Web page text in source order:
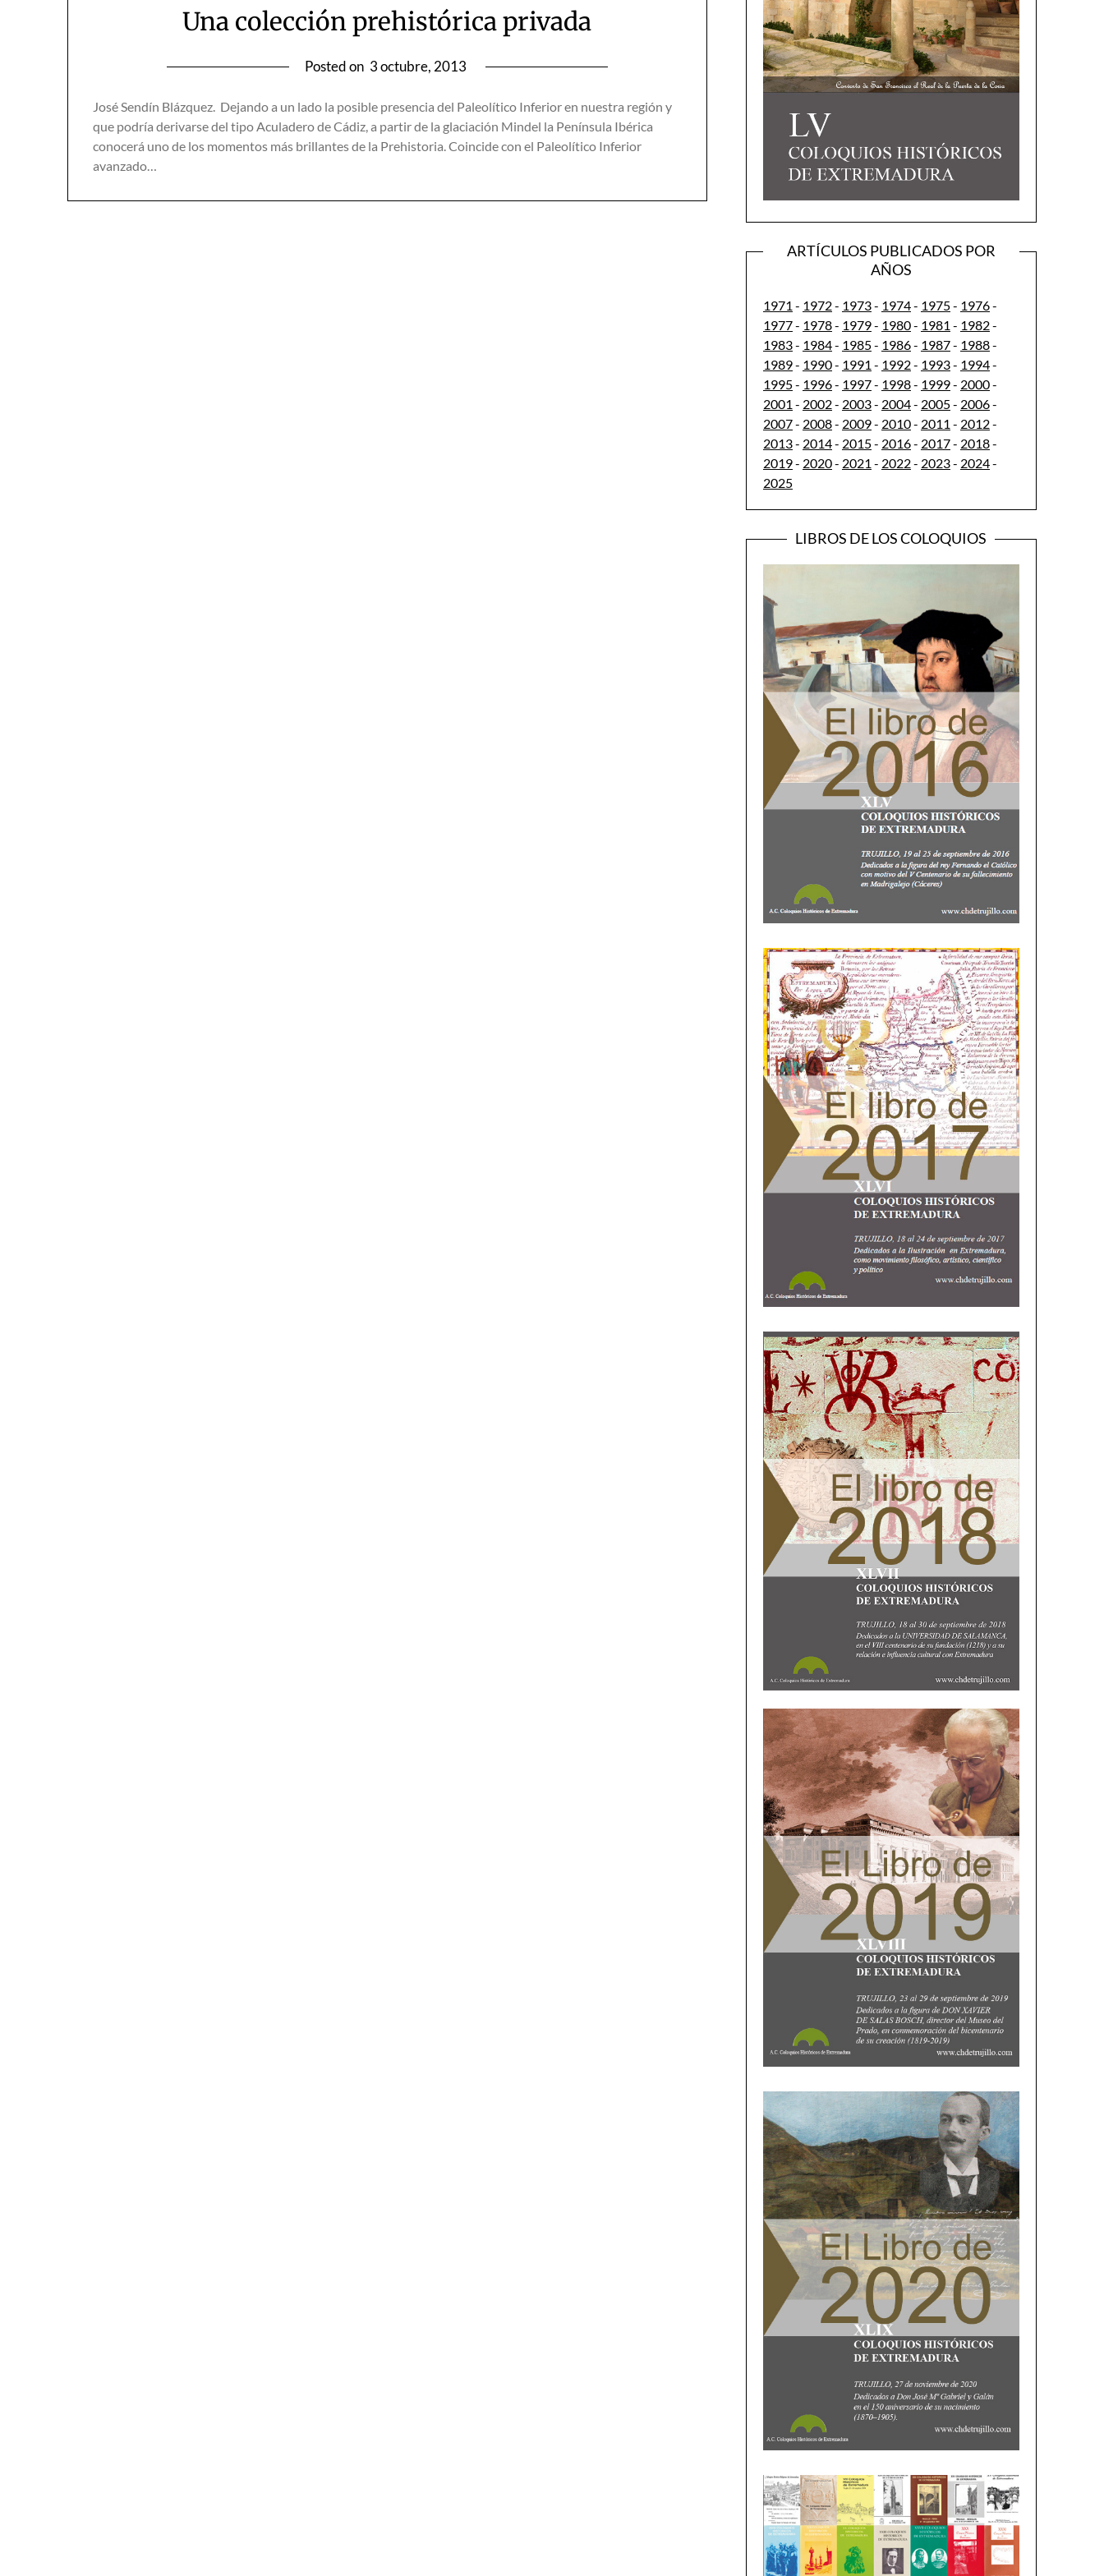
Una colección prehistórica privada
Posted on 3 octubre, 2013
José Sendín Blázquez. Dejando a un lado la posible presencia del Paleolítico Inferior en nuestra región y
que podría derivarse del tipo Aculadero de Cádiz, a partir de la glaciación Mindel la Península Ibérica
conocerá uno de los momentos más brillantes de la Prehistoria. Coincide con el Paleolítico Inferior
avanzado…
ARTÍCULOS PUBLICADOS POR
AÑOS
1971 - 1972- 1973- 1974- 1975- 1976-
1977- 1978- 1979- 1980- 1981 - 1982-
1983- 1984- 1985- 1986- 1987- 1988-
1989- 1990- 1991 - 1992- 1993- 1994-
1995- 1996- 1997- 1998- 1999- 2000-
2001 - 2002- 2003- 2004- 2005- 2006-
2007- 2008- 2009- 2010- 2011 - 2012-
2013- 2014- 2015- 2016- 2017- 2018-
2019- 2020- 2021 - 2022- 2023- 2024-
2025
LIBROS DE LOS COLOQUIOS